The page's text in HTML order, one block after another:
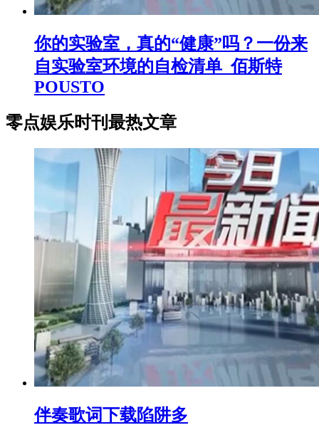
你的实验室，真的“健康”吗？一份来
自实验室环境的自检清单_佰斯特
POUSTO
零点娱乐时刊最热文章
伴奏歌词下载陷阱多